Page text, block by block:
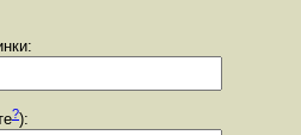
?):